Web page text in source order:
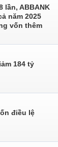
lần, ABBANK
năm 2025
vốn thêm
184 tỷ
điều lệ